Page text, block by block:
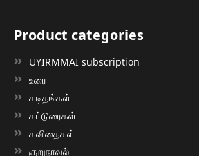
Product categories
UYIRMMAI subscription
உரை
கடிதங்கள்
கட்டுரைகள்
கவிதைகள்
குறுநாவல்